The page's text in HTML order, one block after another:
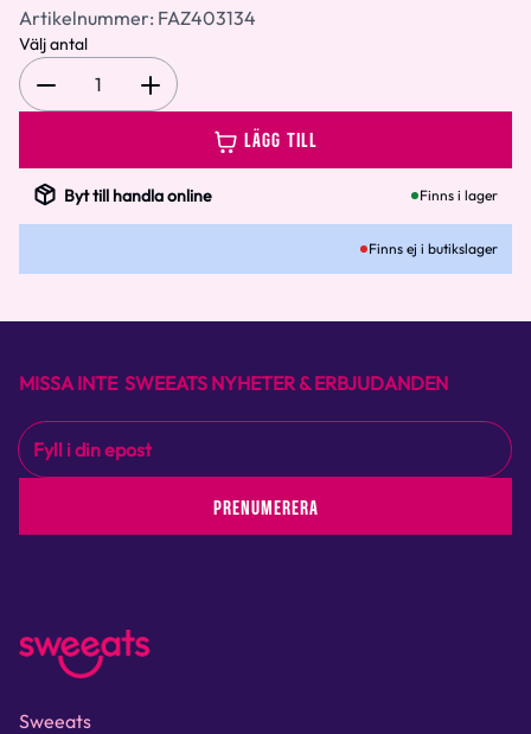
Artikelnummer: FAZ403134
Välj antal
1
LÄGG TILL
Byt till handla online Finns i lager
Finns ej i butikslager
MISSA INTE SWEEATS NYHETER & ERBJUDANDEN
PRENUMERERA
Sweeats